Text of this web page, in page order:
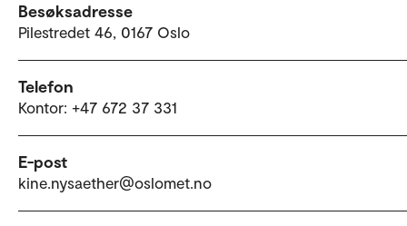
Besøksadresse
Pilestredet 46, 0167 Oslo
Telefon
Kontor: +47 672 37 331
E-post
kine.nysaether@oslomet.no